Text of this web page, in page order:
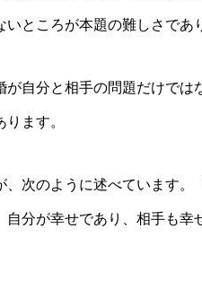
ところが本題の難しさであ
自分と相手の問題だけでは
ます。
、次のように述べています
分が幸せであり、相手も